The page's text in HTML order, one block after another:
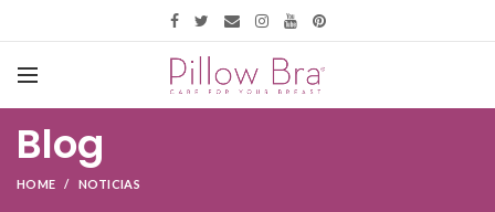
Blog
HOME NOTICIAS